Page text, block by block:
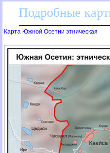
Подробные
Карта Южной Осетии этническая